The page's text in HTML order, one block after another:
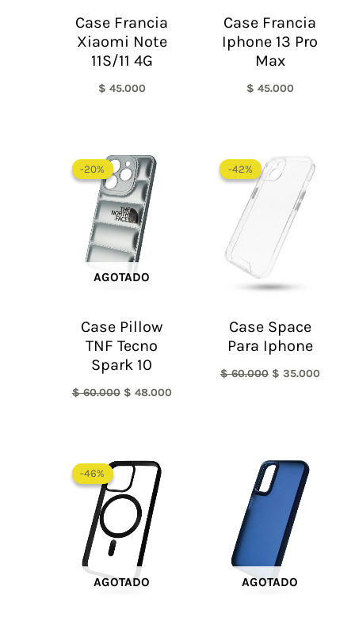
Case Francia
Xiaomi Note
11S/11 4G
$ 45.000
Case Francia
Iphone 13 Pro
Max
$ 45.000
-20%
AGOTADO
-20%
Case Pillow
TNF Tecno
Spark 10
$60.000
precio
original
era:
$ 60.000.
$ 48.000
-42%
-42%
Case Space
Para Iphone
$60.000
precio
original
$ 60.000.
$ 35.000
-46%
AGOTADO
-46%
precio
original
era:
$ 65.000.
AGOTADO